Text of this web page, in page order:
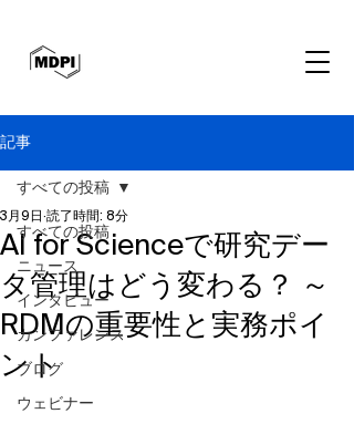
記事
すべての投稿
ニュース
インタビュー
カンファレンス
ブログ
ウェビナー
すべての投稿
AI for Scienceで研究デー
タ管理はどう変わる？ ～
RDMの重要性と実務ポイ
ント
3月9日 読了時間: 8分